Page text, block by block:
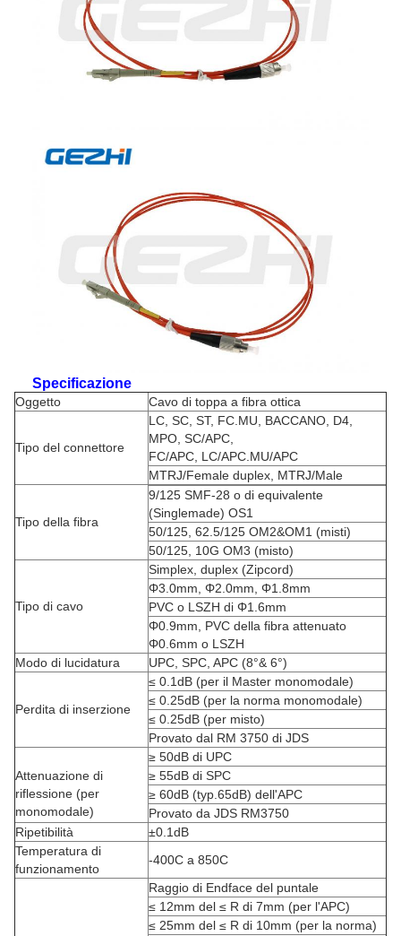
Specificazione
Oggetto Cavo di toppa a fibra ottica
Tipo del connettore
LC, SC, ST, FC.MU, BACCANO, D4,
MPO, SC/APC,
FC/APC, LC/APC.MU/APC
MTRJ/Female duplex, MTRJ/Male
Tipo della fibra
9/125 SMF-28 o di equivalente
(Singlemade) OS1
50/125, 62.5/125 OM2&OM1 (misti)
50/125, 10G OM3 (misto)
Tipo di cavo
Simplex, duplex (Zipcord)
Φ3.0mm, Φ2.0mm, Φ1.8mm
PVC o LSZH di Φ1.6mm
Φ0.9mm, PVC della fibra attenuato
Φ0.6mm o LSZH
Modo di lucidatura
UPC, SPC, APC (8°& 6°)
Perdita di inserzione
≤ 0.1dB (per il Master monomodale)
≤ 0.25dB (per la norma monomodale)
≤ 0.25dB (per misto)
Provato dal RM 3750 di JDS
Attenuazione di
riflessione (per
monomodale)
≥ 50dB di UPC
≥ 55dB di SPC
≥ 60dB (typ.65dB) dell'APC
Provato da JDS RM3750
Ripetibilità
±0.1dB
Temperatura di
funzionamento
-400C a 850C
Raggio di Endface del puntale
≤ 12mm del ≤ R di 7mm (per l'APC)
≤ 25mm del ≤ R di 10mm (per la norma)